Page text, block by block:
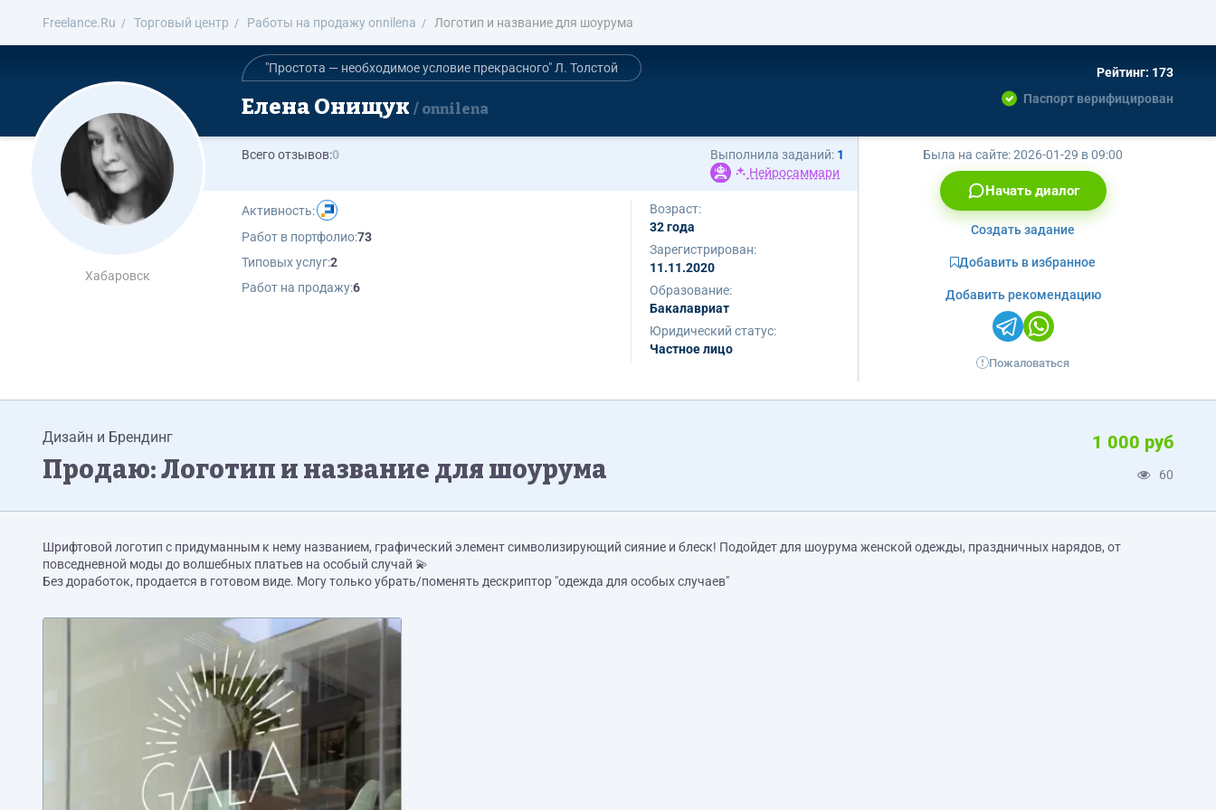
Freelance.Ru Торговый центр Работы на продажу onnilena Логотип и название для шоурума
Хабаровск
"Простота — необходимое условие прекрасного" Л. Толстой
Елена Онищук onnilena
Рейтинг: 173
Паспорт верифицирован
Всего отзывов:0 Выполнила заданий: 1
Нейросаммари
Активность:
Работ в портфолио:73
Типовых услуг:2
Работ на продажу:6
Возраст:
32 года
Зарегистрирован:
11.11.2020
Образование:
Бакалавриат
Юридический статус:
Частное лицо
Была на сайте:2026-01-29 в 09:00
Начать диалог
Создать задание
Добавить в избранное
Добавить рекомендацию
Пожаловаться
Дизайн и Брендинг
Продаю: Логотип и название для шоурума
1 000 руб
60
Шрифтовой логотип с придуманным к нему названием, графический элемент символизирующий сияние и блеск! Подойдет для шоурума женской одежды, праздничных нарядов, от
повседневной моды до волшебных платьев на особый случай 💫
Без доработок, продается в готовом виде. Могу только убрать/поменять дескриптор "одежда для особых случаев"